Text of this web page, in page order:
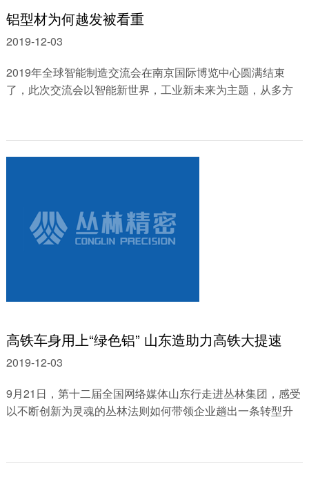
铝型材为何越发被看重
2019-12-03
2019年全球智能制造交流会在南京国际博览中心圆满结束
了，此次交流会以智能新世界，工业新未来为主题，从多方
高铁车身用上“绿色铝” 山东造助力高铁大提速
2019-12-03
9月21日，第十二届全国网络媒体山东行走进丛林集团，感受
以不断创新为灵魂的丛林法则如何带领企业趟出一条转型升